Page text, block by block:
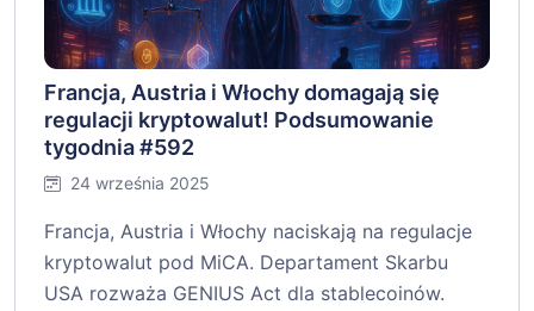
Francja, Austria i Włochy domagają się
regulacji kryptowalut! Podsumowanie
tygodnia #592
24 września 2025
Francja, Austria i Włochy naciskają na regulacje
kryptowalut pod MiCA. Departament Skarbu
USA rozważa GENIUS Act dla stablecoinów.